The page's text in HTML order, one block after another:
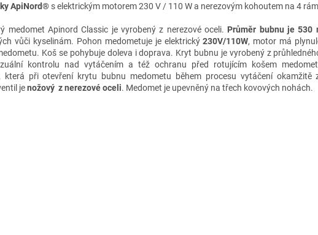
ApiNord® s elektrickým motorem 230 V / 110 W a nerezovým kohoutem na 4
medomet Apinord Classic je vyrobený z nerezové oceli. Průměr bubnu je 530
vůči kyselinám. Pohon medometuje je elektrický230V/110W, motor má
Koš se pohybuje doleva i doprava. Kryt bubnu je vyrobený z
kontrolu nad vytáčením a též ochranu před rotujícím košem
která při otevření krytu bubnu medometu během procesu vytáčení okamžitě
jenožový z nerezové oceli. Medomet je upevněný na třech kovových nohách.